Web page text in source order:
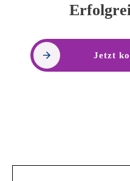
Jetzt